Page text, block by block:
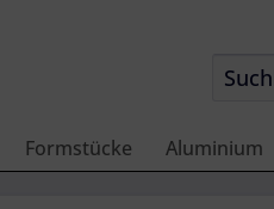
Formstücke Aluminium